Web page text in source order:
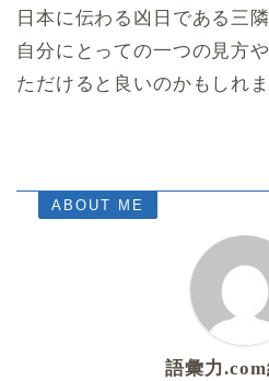
日本に伝わる凶日である三
自分にとっての一つの見方
ただけると良いのかもしれま
ABOUT ME
語彙力